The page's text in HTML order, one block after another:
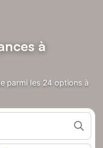
à
parmi les 24 options à